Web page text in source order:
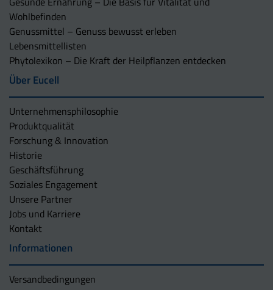
Wohlbefinden
Genussmittel – Genuss bewusst erleben
Lebensmittellisten
Phytolexikon – Die Kraft der Heilpflanzen entdecken
Über Eucell
Unternehmens­philosophie
Produktqualität
Forschung & Innovation
Historie
Geschäftsführung
Soziales Engagement
Unsere Partner
Jobs und Karriere
Kontakt
Informationen
Versandbedingungen